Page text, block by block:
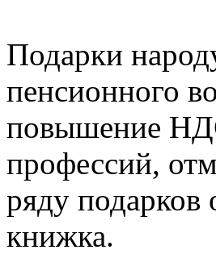
Подарки
пенсионного
повышение
профессий,
ряду подарков
книжка.